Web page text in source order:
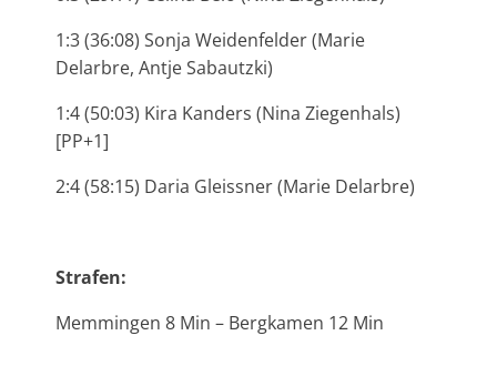
1:3 (36:08) Sonja Weidenfelder (Marie
Delarbre, Antje Sabautzki)
1:4 (50:03) Kira Kanders (Nina Ziegenhals)
[PP+1]
2:4 (58:15) Daria Gleissner (Marie Delarbre)
Strafen:
Memmingen 8 Min – Bergkamen 12 Min